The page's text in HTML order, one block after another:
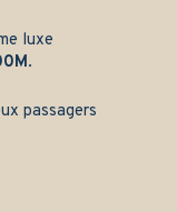
luxe
.
passagers